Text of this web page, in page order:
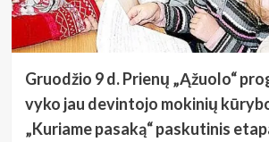
Gruodžio 9 d. Prienų „Ąžuolo“
vyko jau devintojo mokinių
„Kuriame pasaką“ paskutinis